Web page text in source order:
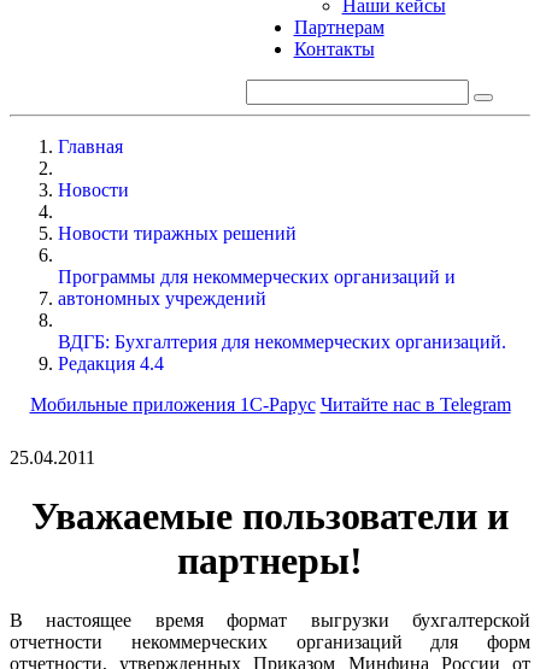
Наши кейсы
Партнерам
Контакты
Главная
Новости
Новости тиражных решений
Программы для некоммерческих организаций и
автономных учреждений
ВДГБ: Бухгалтерия для некоммерческих организаций.
Редакция 4.4
Мобильные приложения 1С-Рарус Читайте нас в Telegram
25.04.2011
Уважаемые пользователи и
партнеры!
В настоящее время формат выгрузки бухгалтерской
отчетности некоммерческих организаций для форм
отчетности, утвержденных Приказом Минфина России от